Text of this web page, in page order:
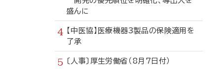
盛んに
【中医協】医療機器3製品の保険適用を
了承
〔人事〕厚生労働省（8月7日付）